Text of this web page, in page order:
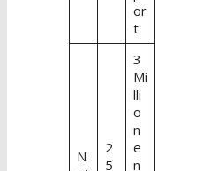
or
t
N
2
5
3
Mi
lli
o
n
e
n